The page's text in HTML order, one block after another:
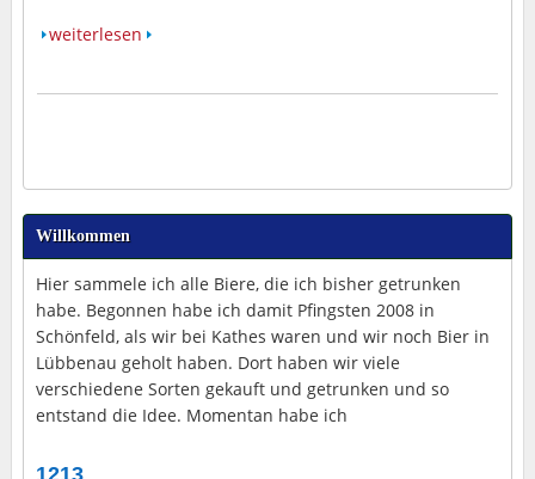
weiterlesen
Willkommen
Hier sammele ich alle Biere, die ich bisher getrunken
habe. Begonnen habe ich damit Pfingsten 2008 in
Schönfeld, als wir bei Kathes waren und wir noch Bier in
Lübbenau geholt haben. Dort haben wir viele
verschiedene Sorten gekauft und getrunken und so
entstand die Idee. Momentan habe ich
1213